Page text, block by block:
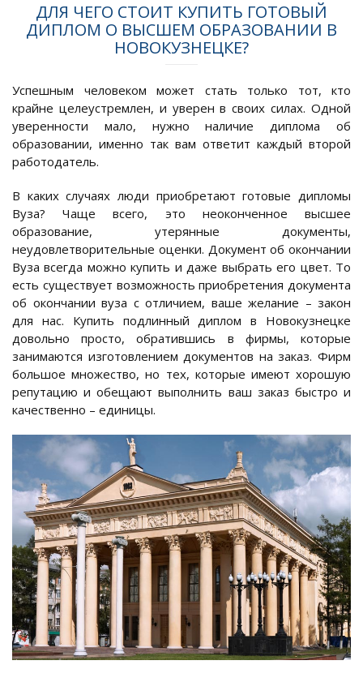
ДЛЯ ЧЕГО СТОИТ КУПИТЬ ГОТОВЫЙ
ДИПЛОМ О ВЫСШЕМ ОБРАЗОВАНИИ В
НОВОКУЗНЕЦКЕ?
Успешным человеком может стать только тот, кто
крайне целеустремлен, и уверен в своих силах. Одной
уверенности мало, нужно наличие диплома об
образовании, именно так вам ответит каждый второй
работодатель.
В каких случаях люди приобретают готовые дипломы
Вуза? Чаще всего, это неоконченное высшее
образование, утерянные документы,
неудовлетворительные оценки. Документ об окончании
Вуза всегда можно купить и даже выбрать его цвет. То
есть существует возможность приобретения документа
об окончании вуза с отличием, ваше желание – закон
для нас. Купить подлинный диплом в Новокузнецке
довольно просто, обратившись в фирмы, которые
занимаются изготовлением документов на заказ. Фирм
большое множество, но тех, которые имеют хорошую
репутацию и обещают выполнить ваш заказ быстро и
качественно – единицы.